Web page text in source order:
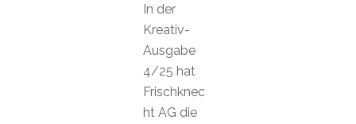
In der
Kreativ-
Ausgabe
4/25 hat
Frischknec
ht AG die